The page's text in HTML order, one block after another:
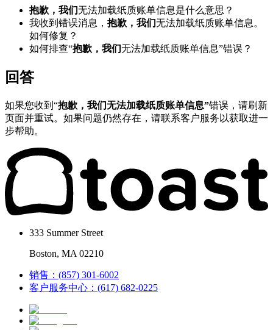
抱歉，我们无法加载纸质账单信息是什么意思？
我收到错误消息， 抱歉，我们无法加载纸质账单信息。
如何修复？
如何排查“抱歉，我们无法加载纸质账单信息”错误？
回答
如果您收到“抱歉，我们无法加载纸质账单信息”错误，请刷新
页面并重试。如果问题仍然存在，请联系客户服务以获取进一
步帮助。
333 Summer Street
Boston, MA 02210
销售：(857) 301-6002
客户服务中心：(617) 682-0225